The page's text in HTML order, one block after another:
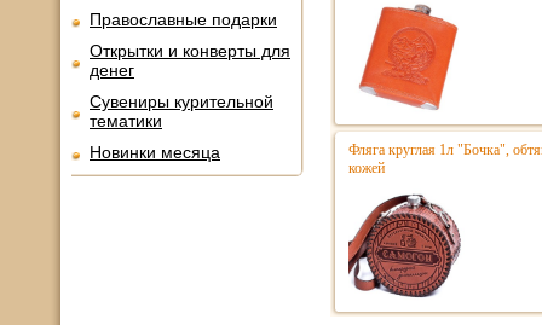
Православные подарки
Открытки и конверты для
денег
Сувениры курительной
тематики
Новинки месяца
Фляга круглая 1л "Бочка",
кожей